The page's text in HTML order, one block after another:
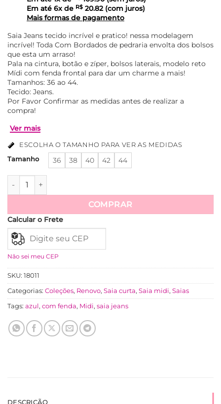
Em até 6x de R$ 20.82(com juros)
Mais formas de pagamento
Saia Jeans tecido incrível e pratico! nessa modelagem
incrível! Toda Com Bordados de pedraria envolta dos bolsos
que esta um arraso!
Pala na cintura, botão e zíper, bolsos laterais, modelo reto
Mídi com fenda frontal para dar um charme a mais!
Tamanhos: 36 ao 44.
Tecido: Jeans.
Por Favor Confirmar as medidas antes de realizar a
compra!
Ver mais
ESCOLHA O TAMANHO PARA VER AS MEDIDAS
Tamanho 36 38 40 42 44
Saia Jeans Com Fendas Frontal E Pedrarias Liana - Azul
COMPRAR
Calcular o Frete
Não sei meu CEP
SKU: 18011
Categorias: Coleções, Renovo, Saia curta, Saia midi, Saias
Tags: azul, com fenda, Midi, saia jeans
DESCRIÇÃO